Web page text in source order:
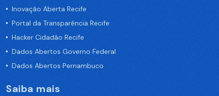
Inovação Aberta Recife
Portal da Transparência Recife
Hacker Cidadão Recife
Dados Abertos Governo Federal
Dados Abertos Pernambuco
Saiba mais